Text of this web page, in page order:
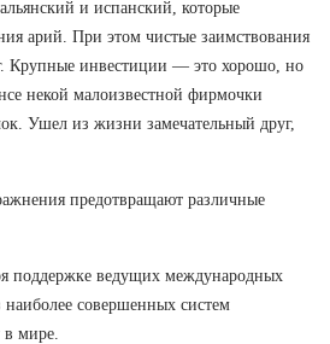
и испанский, которые
арий. При этом чистые заимствования
Крупные инвестиции — это хорошо, но
некой малоизвестной фирмочки
Ушел из жизни замечательный друг,
предотвращают различные
поддержке ведущих международных
наиболее совершенных систем
мире.